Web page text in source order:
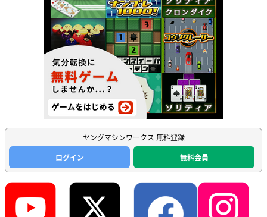
ヤングマシンワークス 無料登録
ログイン
無料会員